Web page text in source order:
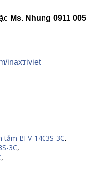
Ms. Nhung 0911 005
inaxtriviet
tắm BFV-1403S-3C,
3C,
,